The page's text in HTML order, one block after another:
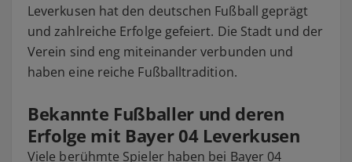
Leverkusen hat den deutschen Fußball geprägt
und zahlreiche Erfolge gefeiert. Die Stadt und der
Verein sind eng miteinander verbunden und
haben eine reiche Fußballtradition.
Bekannte Fußballer und deren
Erfolge mit Bayer 04 Leverkusen
Viele berühmte Spieler haben bei Bayer 04